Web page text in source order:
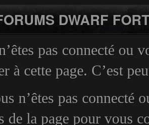
DWARF
pas connecté ou
à cette page. C’est
n’êtes pas connecté
de la page pour vous